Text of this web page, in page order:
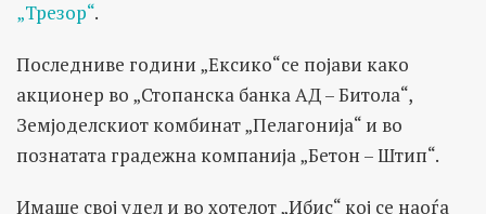
„Трезор“.
Последниве години „Ексико“се појави како
акционер во „Стопанска банка АД – Битола“,
Земјоделскиот комбинат „Пелагонија“ и во
познатата градежна компанија „Бетон – Штип“.
Имаше свој удел и во хотелот „Ибис“ кој се наоѓа